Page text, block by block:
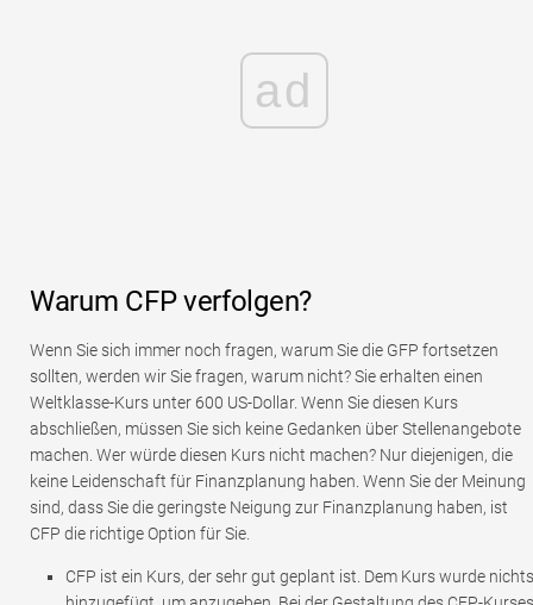
ad
Warum CFP verfolgen?
Wenn Sie sich immer noch fragen, warum Sie die GFP fortsetzen
sollten, werden wir Sie fragen, warum nicht? Sie erhalten einen
Weltklasse-Kurs unter 600 US-Dollar. Wenn Sie diesen Kurs
abschließen, müssen Sie sich keine Gedanken über Stellenangebote
machen. Wer würde diesen Kurs nicht machen? Nur diejenigen, die
keine Leidenschaft für Finanzplanung haben. Wenn Sie der Meinung
sind, dass Sie die geringste Neigung zur Finanzplanung haben, ist
CFP die richtige Option für Sie.
CFP ist ein Kurs, der sehr gut geplant ist. Dem Kurs wurde nichts